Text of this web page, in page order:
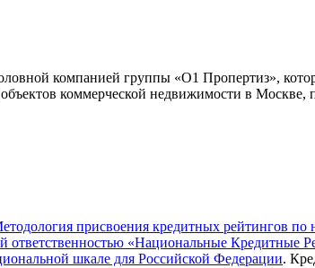
компанией группы «О1 Пропертиз»,
коммерческой недвижимости в Москве,
присвоения кредитных рейтингов
«Национальные Кредитные
шкале для Российской Федерации.